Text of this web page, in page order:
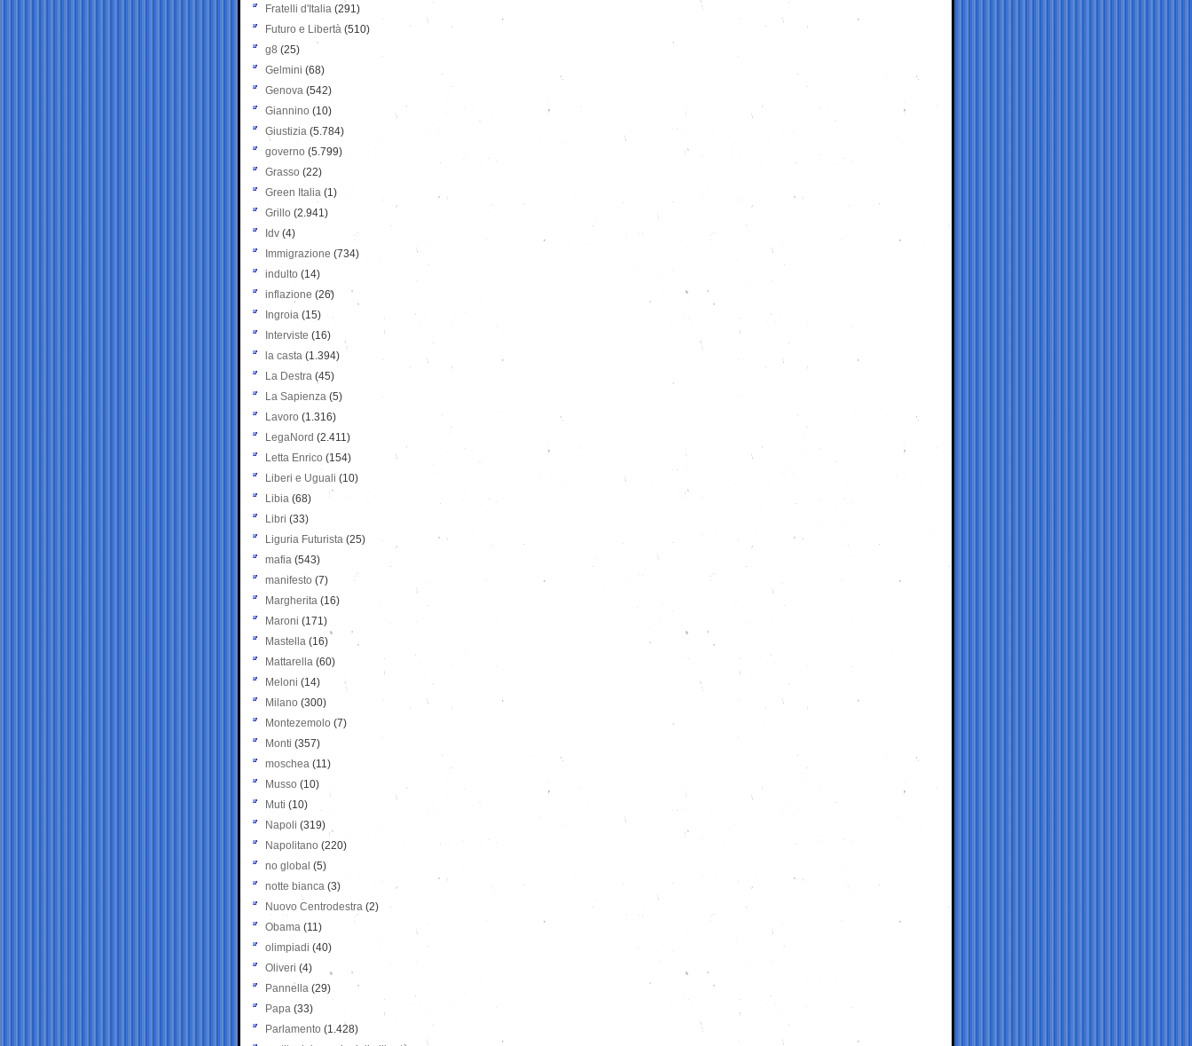
Fratelli d'Italia (291)
Futuro e Libertà (510)
g8 (25)
Gelmini (68)
Genova (542)
Giannino (10)
Giustizia (5.784)
governo (5.799)
Grasso (22)
Green Italia (1)
Grillo (2.941)
Idv (4)
Immigrazione (734)
indulto (14)
inflazione (26)
Ingroia (15)
Interviste (16)
la casta (1.394)
La Destra (45)
La Sapienza (5)
Lavoro (1.316)
LegaNord (2.411)
Letta Enrico (154)
Liberi e Uguali (10)
Libia (68)
Libri (33)
Liguria Futurista (25)
mafia (543)
manifesto (7)
Margherita (16)
Maroni (171)
Mastella (16)
Mattarella (60)
Meloni (14)
Milano (300)
Montezemolo (7)
Monti (357)
moschea (11)
Musso (10)
Muti (10)
Napoli (319)
Napolitano (220)
no global (5)
notte bianca (3)
Nuovo Centrodestra (2)
Obama (11)
olimpiadi (40)
Oliveri (4)
Pannella (29)
Papa (33)
Parlamento (1.428)